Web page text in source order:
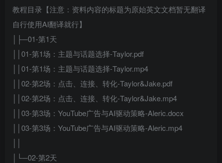
教程目录【注意：资料内容的标题为原始英文文档暂无翻译
自行使用AI翻译就行】
│├─01-第1天
││01-第1场：主题与话题选择-Taylor.pdf
││01-第1场：主题与话题选择-Taylor.mp4
││02-第2场：点击、连接、转化-Taylor&Jake.pdf
││02-第2场：点击、连接、转化-Taylor&Jake.mp4
││03-第3场：YouTube广告与AI驱动策略-Aleric.docx
││03-第3场：YouTube广告与AI驱动策略-Aleric.mp4
│└─02-第2天